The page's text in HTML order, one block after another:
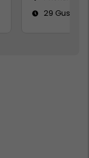
29 Gusht